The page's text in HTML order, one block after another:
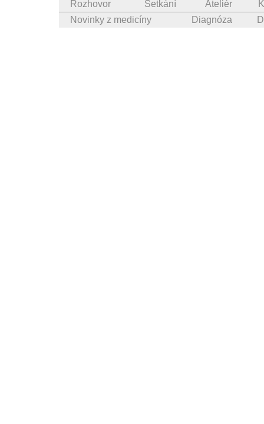
Rozhovor Setkání Ateliér
Novinky z medicíny
Diagnóza